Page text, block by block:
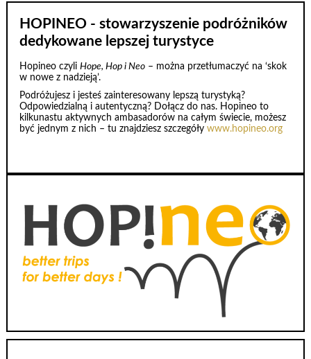
HOPINEO - stowarzyszenie podróżników
dedykowane lepszej turystyce
Hopineo czyliHope, Hop i Neo – można przetłumaczyć na ‘skok
w nowe z nadzieją’.
Podróżujesz i jesteś zainteresowany lepszą turystyką?
Odpowiedzialną i autentyczną? Dołącz do nas. Hopineo to
kilkunastu aktywnych ambasadorów na całym świecie, możesz
być jednym z nich – tu znajdziesz szczegóływww.hopineo.org